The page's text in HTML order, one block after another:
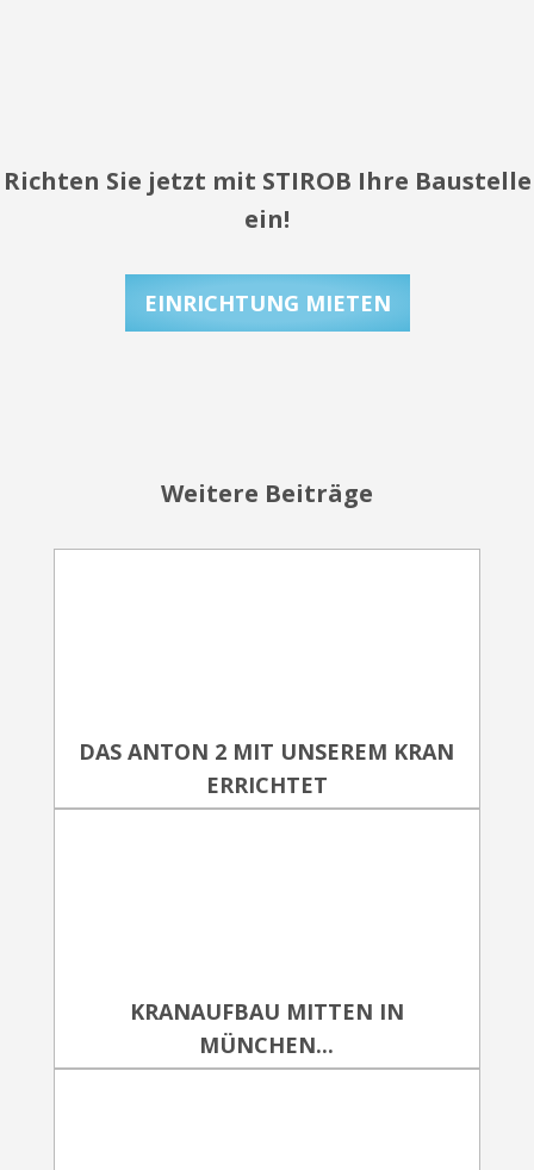
Richten Sie jetzt mit STIROB Ihre Baustelle
ein!
EINRICHTUNG MIETEN
Weitere Beiträge
DAS ANTON 2 MIT UNSEREM KRAN
ERRICHTET
KRANAUFBAU MITTEN IN
MÜNCHEN...